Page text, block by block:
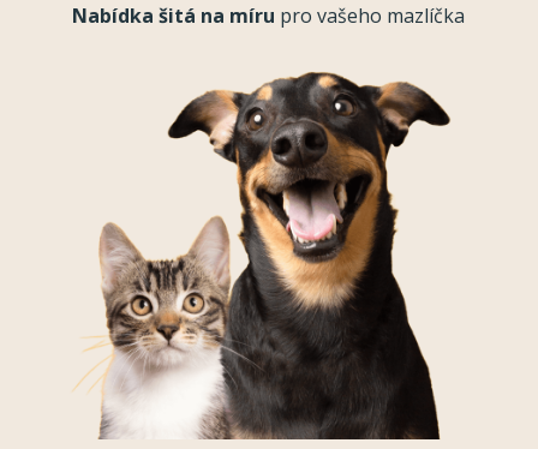
Nabídka šitá na míru pro vašeho mazlíčka